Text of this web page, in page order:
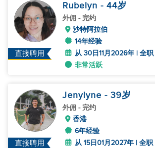
直接聘用
Rubelyn - 44岁
外佣 - 完约
沙特阿拉伯
14年经验
从 30日11月2026年 | 全职
非常活跃
直接聘用
Jenylyne - 39岁
外佣 - 完约
香港
6年经验
从 15日01月2027年 | 全职